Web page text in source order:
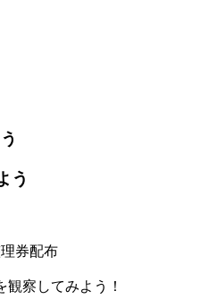
う
券配布
察してみよう！